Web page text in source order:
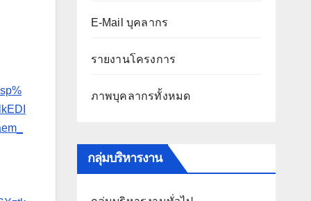
E-Mail บุคลากร
รายงานโครงการ
ภาพบุคลากรทั้งหมด
กลุ่มบริหารงาน